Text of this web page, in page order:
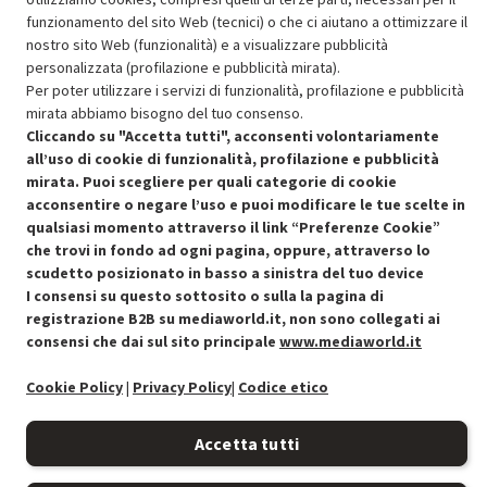
SCONTO RICONDIZIONATI
Approfitta dello sconto del 30% sul prodotto ricondizionato.
Condizioni generali di vendita
Cookie Policy
Preferenze cookie
Accessibilità
Recedere dal contratto qui
funzionamento del sito Web (tecnici) o che ci aiutano a ottimizzare il
nostro sito Web (funzionalità) e a visualizzare pubblicità
personalizzata (profilazione e pubblicità mirata).
Per poter utilizzare i servizi di funzionalità, profilazione e pubblicità
mirata abbiamo bisogno del tuo consenso.
Cliccando su "Accetta tutti", acconsenti volontariamente
all’uso di cookie di funzionalità, profilazione e pubblicità
mirata. Puoi scegliere per quali categorie di cookie
acconsentire o negare l’uso e puoi modificare le tue scelte in
qualsiasi momento attraverso il link “Preferenze Cookie”
che trovi in fondo ad ogni pagina, oppure, attraverso lo
scudetto posizionato in basso a sinistra del tuo device
I consensi su questo sottosito o sulla la pagina di
registrazione B2B su mediaworld.it, non sono collegati ai
consensi che dai sul sito principale www.mediaworld.it
Cookie Policy| Privacy Policy| Codice etico
Accetta tutti